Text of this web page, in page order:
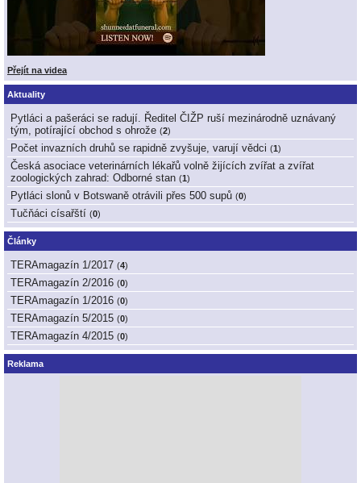
Přejít na videa
Aktuality
Pytláci a pašeráci se radují. Ředitel ČIŽP ruší mezinárodně uznávaný
tým, potírající obchod s ohrože (2)
Počet invazních druhů se rapidně zvyšuje, varují vědci (1)
Česká asociace veterinárních lékařů volně žijících zvířat a zvířat
zoologických zahrad: Odborné stan (1)
Pytláci slonů v Botswaně otrávili přes 500 supů (0)
Tučňáci císařští (0)
Články
TERAmagazín 1/2017 (4)
TERAmagazín 2/2016 (0)
TERAmagazín 1/2016 (0)
TERAmagazín 5/2015 (0)
TERAmagazín 4/2015 (0)
Reklama